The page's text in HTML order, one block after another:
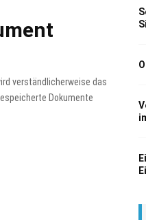
verständlicherweise das
Dokumente